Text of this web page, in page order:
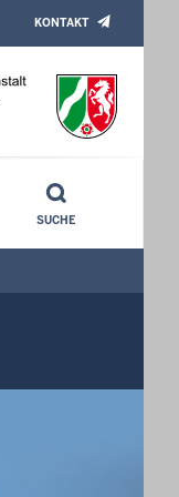
KONTAKT
SUCHE